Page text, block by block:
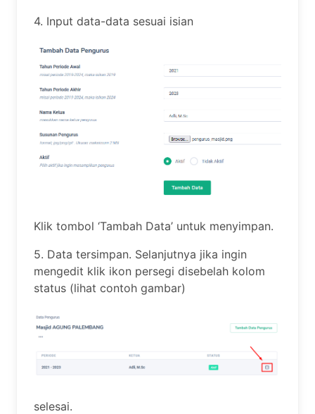
4. Input data-data sesuai isian
Klik tombol ‘Tambah Data’ untuk menyimpan.
5. Data tersimpan. Selanjutnya jika ingin
mengedit klik ikon persegi disebelah kolom
status (lihat contoh gambar)
selesai.